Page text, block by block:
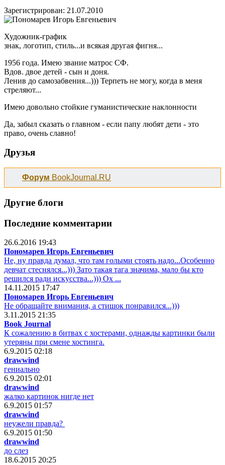
Зарегистрирован: 21.07.2010
Художник-график
знак, логотип, стиль...и всякая другая фигня...
1956 года. Имею звание матрос СФ.
Вдов. двое детей - сын и доня.
Ленив до самозабвения...))) Терпеть не могу, когда в меня
стреляют...
Имею довольно стойкие гуманистические наклонности
Да, забыл сказать о главном - если папу любят дети - это
право, очень славно!
Друзья
Форум BookJournal.RU
Другие блоги
Последние комментарии
26.6.2016 19:43
Пономарев Игорь Евгеньевич
Не, ну правда думал, что там голыми стоять надо...Особенно
девчат стеснялся...))) Зато такая тага значима, мало бы кто
решился ради искусства...))) Ох ...
14.11.2015 17:47
Пономарев Игорь Евгеньевич
Не обращайте внимания, а стишок понравился...)))
3.11.2015 21:35
Book Journal
К сожалению в битвах с хостерами, однажды картинки были
утеряны при смене хостинга.
6.9.2015 02:18
drawwind
гениально
6.9.2015 02:01
drawwind
жалко картинок нигде нет
6.9.2015 01:57
drawwind
неужели правда?
6.9.2015 01:50
drawwind
до слез
18.6.2015 20:25